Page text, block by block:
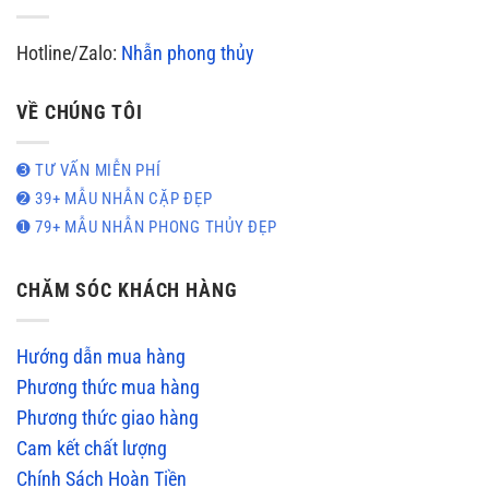
Hotline/Zalo: Nhẫn phong thủy
VỀ CHÚNG TÔI
➌ TƯ VẤN MIỄN PHÍ
➋ 39+ MẪU NHẪN CẶP ĐẸP
➊ 79+ MẪU NHẪN PHONG THỦY ĐẸP
CHĂM SÓC KHÁCH HÀNG
Hướng dẫn mua hàng
Phương thức mua hàng
Phương thức giao hàng
Cam kết chất lượng
Chính Sách Hoàn Tiền